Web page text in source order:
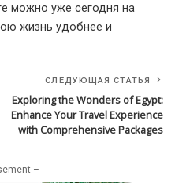
можно уже сегодня на
жизнь удобнее и
СЛЕДУЮЩАЯ СТАТЬЯ
Exploring the Wonders of Egypt:
Enhance Your Travel Experience
with Comprehensive Packages
–